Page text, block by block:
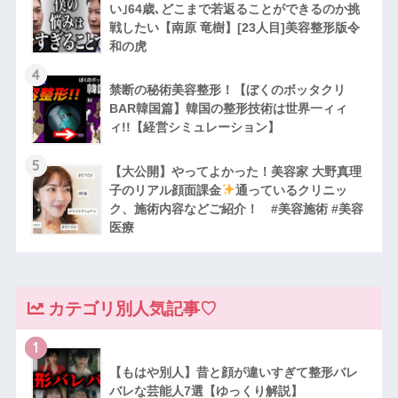
い｣64歳､どこまで若返ることができるのか挑
戦したい【南原 竜樹】[23人目]美容整形版令
和の虎
4
禁断の秘術美容整形！【ぼくのボッタクリ
BAR韓国篇】韓国の整形技術は世界一ィィ
ィ!!【経営シミュレーション】
5
【大公開】やってよかった！美容家 大野真理
子のリアル顔面課金
通っているクリニッ
ク、施術内容などご紹介！ #美容施術 #美容
医療
カテゴリ別人気記事♡
1
【もはや別人】昔と顔が違いすぎて整形バレ
バレな芸能人7選【ゆっくり解説】